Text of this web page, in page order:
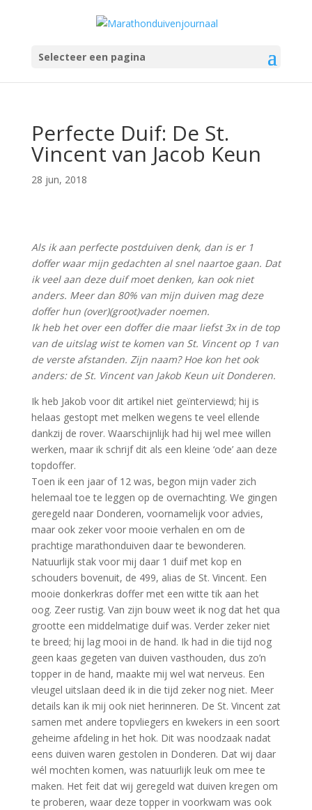
Selecteer een pagina
Perfecte Duif: De St.
Vincent van Jacob Keun
28 jun, 2018
Als ik aan perfecte postduiven denk, dan is er 1
doffer waar mijn gedachten al snel naartoe gaan. Dat
ik veel aan deze duif moet denken, kan ook niet
anders. Meer dan 80% van mijn duiven mag deze
doffer hun (over)(groot)vader noemen.
Ik heb het over een doffer die maar liefst 3x in de top
van de uitslag wist te komen van St. Vincent op 1 van
de verste afstanden. Zijn naam? Hoe kon het ook
anders: de St. Vincent van Jakob Keun uit Donderen.
Ik heb Jakob voor dit artikel niet geïnterviewd; hij is
helaas gestopt met melken wegens te veel ellende
dankzij de rover. Waarschijnlijk had hij wel mee willen
werken, maar ik schrijf dit als een kleine ‘ode’ aan deze
topdoffer.
Toen ik een jaar of 12 was, begon mijn vader zich
helemaal toe te leggen op de overnachting. We gingen
geregeld naar Donderen, voornamelijk voor advies,
maar ook zeker voor mooie verhalen en om de
prachtige marathonduiven daar te bewonderen.
Natuurlijk stak voor mij daar 1 duif met kop en
schouders bovenuit, de 499, alias de St. Vincent. Een
mooie donkerkras doffer met een witte tik aan het
oog. Zeer rustig. Van zijn bouw weet ik nog dat het qua
grootte een middelmatige duif was. Verder zeker niet
te breed; hij lag mooi in de hand. Ik had in die tijd nog
geen kaas gegeten van duiven vasthouden, dus zo’n
topper in de hand, maakte mij wel wat nerveus. Een
vleugel uitslaan deed ik in die tijd zeker nog niet. Meer
details kan ik mij ook niet herinneren. De St. Vincent zat
samen met andere topvliegers en kwekers in een soort
geheime afdeling in het hok. Dit was noodzaak nadat
eens duiven waren gestolen in Donderen. Dat wij daar
wél mochten komen, was natuurlijk leuk om mee te
maken. Het feit dat wij geregeld wat duiven kregen om
te proberen, waar deze topper in voorkwam was ook